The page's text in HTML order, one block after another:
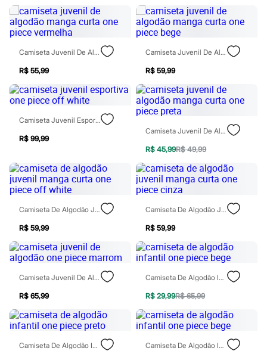
Macacões
Saias
Shorts e Bermudas
Vestidos
Acessórios
Bonés e Chapéus
Bijoux
Cintos
Óculos
Relógios
Calçados
Botas
Sandálias
Sapatilhas
Tênis
City
Clock House
Mindset
Sawary
Yessica
Moda esportiva
Acessórios
Calçados
Leggings
Shorts e Bermudas
Tops
Moda íntima
Calcinhas
Camiseta Juvenil De Algodão Manga Curta One Piece Vermelha
R$ 55,99
Camiseta Juvenil De Algodão Manga Curta One Piece Bege
R$ 59,99
Camiseta Juvenil Esportiva One Piece Off White
R$ 99,99
Camiseta Juvenil De Algodão Manga Curta One Piece Preta
R$ 45,99R$ 49,99
Camiseta De Algodão Juvenil Manga Curta One Piece Off White
R$ 59,99
Camiseta De Algodão Juvenil Manga Curta One Piece Cinza
R$ 59,99
Camiseta Juvenil De Algodão One Piece Marrom
R$ 65,99
Camiseta De Algodão Infantil One Piece Bege
R$ 29,99R$ 65,99
Camiseta De Algodão Infantil One Piece Preto Camiseta De Algodão Infantil One Piece Bege